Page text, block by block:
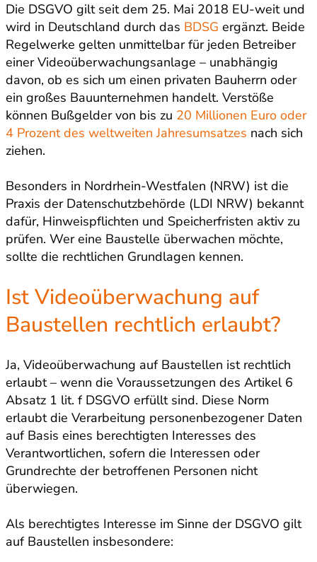
Die DSGVO gilt seit dem 25. Mai 2018 EU-weit und
wird in Deutschland durch das BDSG ergänzt. Beide
Regelwerke gelten unmittelbar für jeden Betreiber
einer Videoüberwachungsanlage – unabhängig
davon, ob es sich um einen privaten Bauherrn oder
ein großes Bauunternehmen handelt. Verstöße
können Bußgelder von bis zu 20 Millionen Euro oder
4 Prozent des weltweiten Jahresumsatzes nach sich
ziehen.
Besonders in Nordrhein-Westfalen (NRW) ist die
Praxis der Datenschutzbehörde (LDI NRW) bekannt
dafür, Hinweispflichten und Speicherfristen aktiv zu
prüfen. Wer eine Baustelle überwachen möchte,
sollte die rechtlichen Grundlagen kennen.
Ist Videoüberwachung auf
Baustellen rechtlich erlaubt?
Ja, Videoüberwachung auf Baustellen ist rechtlich
erlaubt – wenn die Voraussetzungen des Artikel 6
Absatz 1 lit. f DSGVO erfüllt sind. Diese Norm
erlaubt die Verarbeitung personenbezogener Daten
auf Basis eines berechtigten Interesses des
Verantwortlichen, sofern die Interessen oder
Grundrechte der betroffenen Personen nicht
überwiegen.
Als berechtigtes Interesse im Sinne der DSGVO gilt
auf Baustellen insbesondere: